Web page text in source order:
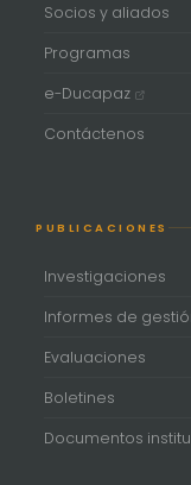
Socios y aliados
Programas
e-Ducapaz
Contáctenos
PUBLICACIONES
Investigaciones
Informes de
Evaluaciones
Boletines
Documentos